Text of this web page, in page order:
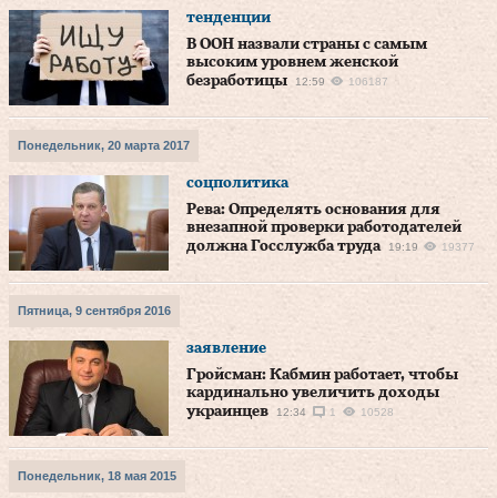
тенденции
В ООН назвали страны с самым
высоким уровнем женской
безработицы
12:59 106187
Понедельник, 20 марта 2017
соцполитика
Рева: Определять основания для
внезапной проверки работодателей
должна Госслужба труда
19:19 19377
Пятница, 9 сентября 2016
заявление
Гройсман: Кабмин работает, чтобы
кардинально увеличить доходы
украинцев
12:34 1 10528
Понедельник, 18 мая 2015